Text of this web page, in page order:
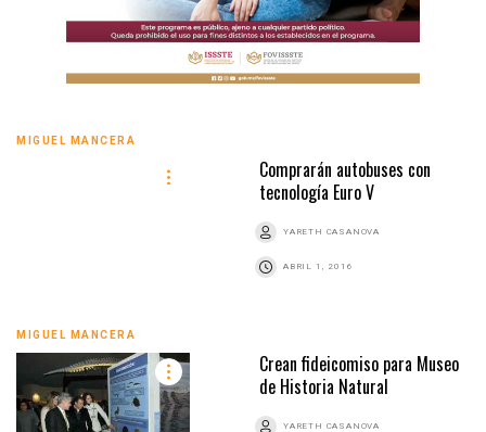
MIGUEL MANCERA
Comprarán autobuses con
tecnología Euro V
YARETH CASANOVA
ABRIL 1, 2016
MIGUEL MANCERA
Crean fideicomiso para Museo
de Historia Natural
YARETH CASANOVA